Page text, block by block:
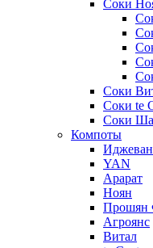
Соки
Соки
Соки te
Соки
Компоты
Иджеван
YAN
Арарат
Ноян
Прошян
Агроянс
Витал